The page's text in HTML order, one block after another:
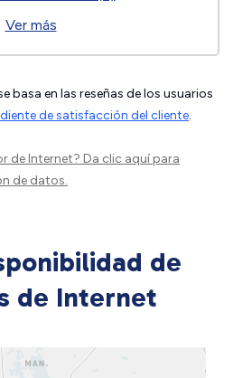
Ver más
basa en las reseñas de los usuarios
de satisfacción del cliente.
de Internet? Da clic aquípara
de datos.
de
de Internet